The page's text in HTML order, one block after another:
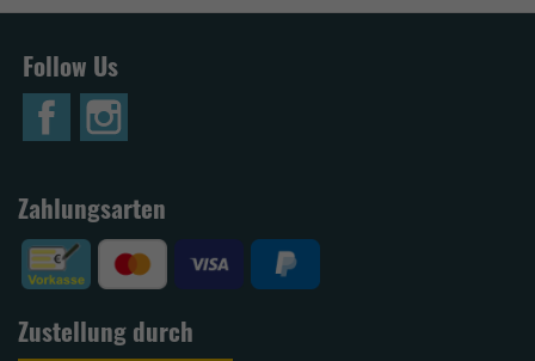
Follow Us
Zahlungsarten
Zustellung durch